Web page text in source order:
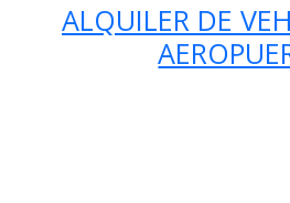
ALQUILER DE